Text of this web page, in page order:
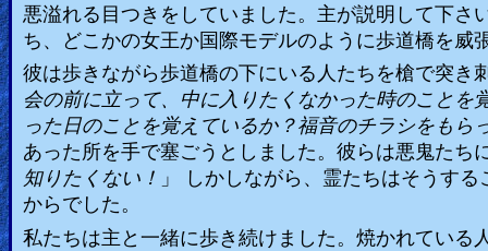
悪溢れる目つきをしていました。主が説明して下
ち、どこかの女王か国際モデルのように歩道橋を威
彼は歩きながら歩道橋の下にいる人たちを槍で突き
会の前に立って、中に入りたくなかった時のこと
った日のことを覚えているか？福音のチラシをもら
あった所を手で塞ごうとしました。彼らは悪鬼たち
知りたくない！ 」 しかしながら、霊たちはそうす
からでした。
私たちは主と一緒に歩き続けました。焼かれてい